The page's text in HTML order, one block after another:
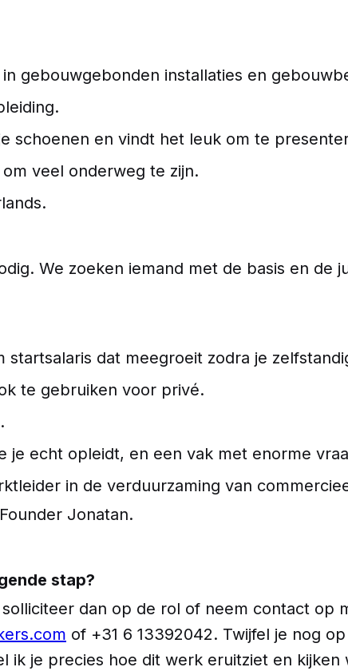
gebouwgebonden installaties en
schoenen en vindt het leuk om te
om veel onderweg te zijn.
We zoeken iemand met de basis en de
startsalaris dat meegroeit zodra je
te gebruiken voor privé.
je echt opleidt, en een vak met enorme
in de verduurzaming van
Jonatan.
stap?
dan op de rol of neem contact op
of +31 6 13392042. Twijfel je nog
ik je precies hoe dit werk eruitziet en